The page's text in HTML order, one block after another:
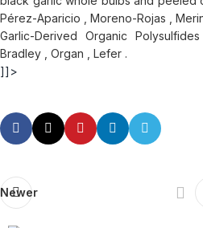
Pérez-Aparicio , Moreno-Rojas ,
Garlic-Derived Organic
Bradley , Organ , Lefer .
]]>
Newer